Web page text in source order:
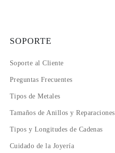
SOPORTE
Soporte al Cliente
Preguntas Frecuentes
Tipos de Metales
Tamaños de Anillos y Reparaciones
Tipos y Longitudes de Cadenas
Cuidado de la Joyería